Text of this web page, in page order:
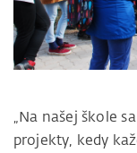
„Na našej škole
projekty, kedy